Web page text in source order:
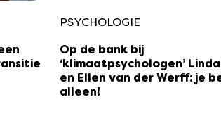
PSYCHOLOGIE
Op de bank bij
‘klimaatpsychologen’
en Ellen van der Werff: je
alleen!